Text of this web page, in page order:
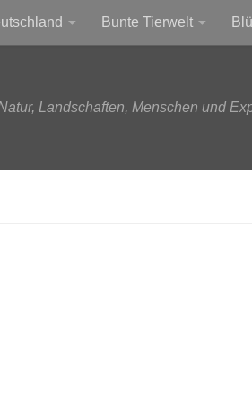
Bunte Tierwelt
Landschaften, Menschen und